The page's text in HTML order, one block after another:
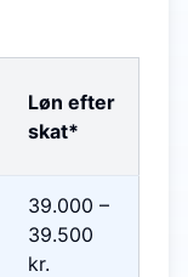
Løn efter
skat*
39.000 –
39.500
kr.